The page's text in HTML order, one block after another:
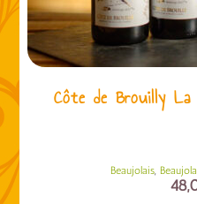
Côte de Brouilly La
Beaujolais,